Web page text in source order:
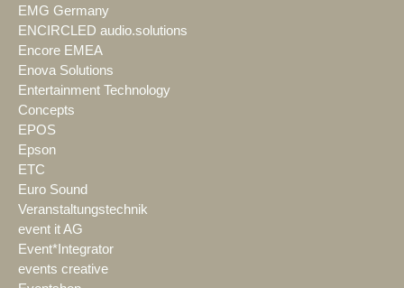
EMG Germany
ENCIRCLED audio.solutions
Encore EMEA
Enova Solutions
Entertainment Technology
Concepts
EPOS
Epson
ETC
Euro Sound
Veranstaltungstechnik
event it AG
Event*Integrator
events creative